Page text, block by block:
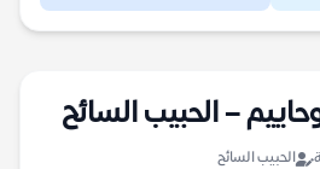
– الحبيب السائح
الحبيب السائح